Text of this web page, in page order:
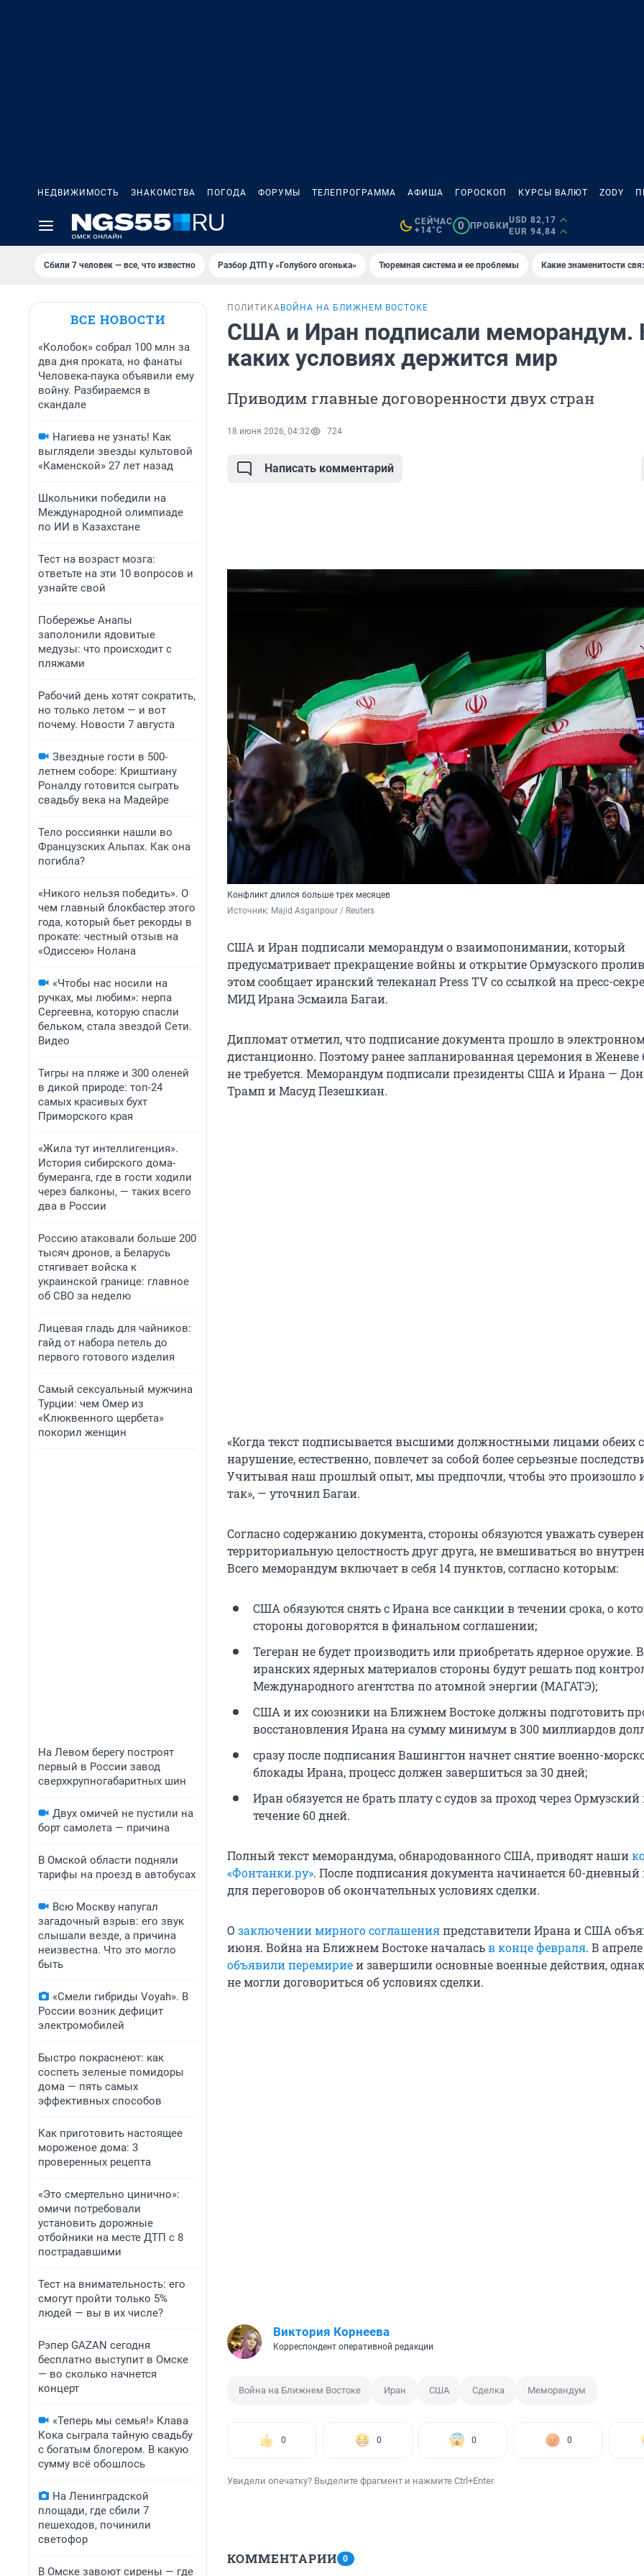
НЕДВИЖИМОСТЬ ЗНАКОМСТВА ПОГОДА ФОРУМЫ ТЕЛЕПРОГРАММА АФИША ГОРОСКОП КУРСЫ ВАЛЮТ ZODY
СЕЙЧАС
+14°C
0 ПРОБКИ
USD 82,17
EUR 94,84
Сбили 7 человек — все, что известно Разбор ДТП у «Голубого огонька» Тюремная система и ее проблемы Какие знаменитости
ВСЕ НОВОСТИ
«Колобок» собрал 100 млн за
два дня проката, но фанаты
Человека-паука объявили ему
войну. Разбираемся в
скандале
Нагиева не узнать! Как
выглядели звезды культовой
«Каменской» 27 лет назад
Школьники победили на
Международной олимпиаде
по ИИ в Казахстане
Тест на возраст мозга:
ответьте на эти 10 вопросов и
узнайте свой
Побережье Анапы
заполонили ядовитые
медузы: что происходит с
пляжами
Рабочий день хотят сократить,
но только летом — и вот
почему. Новости 7 августа
Звездные гости в 500-
летнем соборе: Криштиану
Роналду готовится сыграть
свадьбу века на Мадейре
Тело россиянки нашли во
Французских Альпах. Как она
погибла?
«Никого нельзя победить». О
чем главный блокбастер этого
года, который бьет рекорды в
прокате: честный отзыв на
«Одиссею» Нолана
«Чтобы нас носили на
ручках, мы любим»: нерпа
Сергеевна, которую спасли
бельком, стала звездой Сети.
Видео
Тигры на пляже и 300 оленей
в дикой природе: топ-24
самых красивых бухт
Приморского края
«Жила тут интеллигенция».
История сибирского дома-
бумеранга, где в гости ходили
через балконы, — таких всего
два в России
Россию атаковали больше 200
тысяч дронов, а Беларусь
стягивает войска к
украинской границе: главное
об СВО за неделю
Лицевая гладь для чайников:
гайд от набора петель до
первого готового изделия
Самый сексуальный мужчина
Турции: чем Омер из
«Клюквенного щербета»
покорил женщин
На Левом берегу построят
первый в России завод
сверхкрупногабаритных шин
Двух омичей не пустили на
борт самолета — причина
В Омской области подняли
тарифы на проезд в автобусах
Всю Москву напугал
загадочный взрыв: его звук
слышали везде, а причина
неизвестна. Что это могло
быть
«Смели гибриды Voyah». В
России возник дефицит
электромобилей
Быстро покраснеют: как
соспеть зеленые помидоры
дома — пять самых
эффективных способов
Как приготовить настоящее
мороженое дома: 3
проверенных рецепта
«Это смертельно цинично»:
омичи потребовали
установить дорожные
отбойники на месте ДТП с 8
пострадавшими
Тест на внимательность: его
смогут пройти только 5%
людей — вы в их числе?
Рэпер GAZAN сегодня
бесплатно выступит в Омске
— во сколько начнется
концерт
«Теперь мы семья!» Клава
Кока сыграла тайную свадьбу
с богатым блогером. В какую
сумму всё обошлось
На Ленинградской
площади, где сбили 7
пешеходов, починили
светофор
В Омске завоют сирены — где
ПОЛИТИКА ВОЙНА НА БЛИЖНЕМ ВОСТОКЕ
США и Иран подписали меморандум.
каких условиях держится мир
Приводим главные договоренности двух стран
18 июня 2026, 04:32 724
Написать комментарий
Конфликт длился больше трех месяцев
Источник: Majid Asgaripour / Reuters
США и Иран подписали меморандум о взаимопонимании, который
предусматривает прекращение войны и открытие Ормузского
этом сообщает иранский телеканал Press TV со ссылкой на пресс-
МИД Ирана Эсмаила Багаи.
Дипломат отметил, что подписание документа прошло в
дистанционно. Поэтому ранее запланированная церемония в Женеве
не требуется. Меморандум подписали президенты США и Ирана —
Трамп и Масуд Пезешкиан.
«Когда текст подписывается высшими должностными лицами обеих
нарушение, естественно, повлечет за собой более серьезные
Учитывая наш прошлый опыт, мы предпочли, чтобы это произошло
так», — уточнил Багаи.
Согласно содержанию документа, стороны обязуются уважать
территориальную целостность друг друга, не вмешиваться во
Всего меморандум включает в себя 14 пунктов, согласно которым:
США обязуются снять с Ирана все санкции в течении срока, о
стороны договорятся в финальном соглашении;
Тегеран не будет производить или приобретать ядерное оружие.
иранских ядерных материалов стороны будут решать под
Международного агентства по атомной энергии (МАГАТЭ);
США и их союзники на Ближнем Востоке должны подготовить
восстановления Ирана на сумму минимум в 300 миллиардов
сразу после подписания Вашингтон начнет снятие военно-
блокады Ирана, процесс должен завершиться за 30 дней;
Иран обязуется не брать плату с судов за проход через
течение 60 дней.
Полный текст меморандума, обнародованного США, приводят наши
«Фонтанки.ру». После подписания документа начинается 60-дневный
для переговоров об окончательных условиях сделки.
О заключении мирного соглашенияпредставители Ирана и США
июня. Война на Ближнем Востоке началасьв конце февраля. В
объявили перемириеи завершили основные военные действия,
не могли договориться об условиях сделки.
Виктория Корнеева
Корреспондент оперативной редакции
Война на Ближнем Востоке Иран США Сделка Меморандум
0 0 0 0
Увидели опечатку? Выделите фрагмент и нажмите Ctrl+Enter
КОММЕНТАРИИ 0